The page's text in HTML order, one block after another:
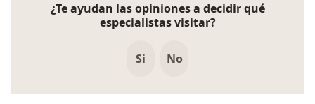
¿Te ayudan las opiniones a decidir qué
especialistas visitar?
Si No